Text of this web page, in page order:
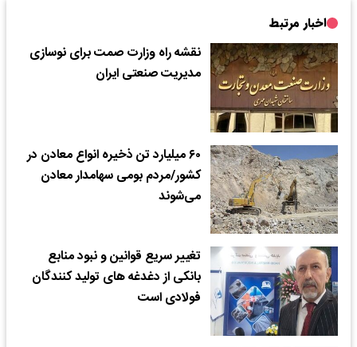
اخبار مرتبط
نقشه راه وزارت صمت برای نوسازی
مدیریت صنعتی ایران
۶۰ میلیارد تن ذخیره انواع معادن در
کشور/مردم بومی سهامدار معادن
می‌شوند
تغییر سریع قوانین و نبود منابع
بانکی از دغدغه های تولید کنندگان
فولادی است